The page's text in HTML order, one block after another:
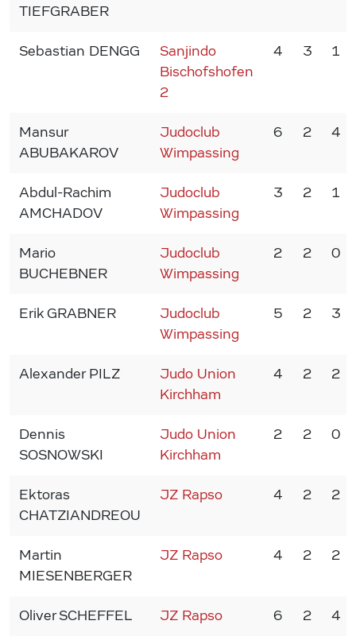
TIEFGRABER
Sebastian DENGG
Sanjindo
Bischofshofen
2
4 3 1
Mansur
ABUBAKAROV
Judoclub
Wimpassing
6 2 4
Abdul-Rachim
AMCHADOV
Judoclub
Wimpassing
3 2 1
Mario
BUCHEBNER
Judoclub
Wimpassing
2 2 0
Erik GRABNER
Judoclub
Wimpassing
5 2 3
Alexander PILZ
Judo Union
Kirchham
4 2 2
Dennis
SOSNOWSKI
Judo Union
Kirchham
2 2 0
Ektoras
CHATZIANDREOU
JZ Rapso 4 2 2
Martin
MIESENBERGER
JZ Rapso 4 2 2
Oliver SCHEFFEL JZ Rapso 6 2 4